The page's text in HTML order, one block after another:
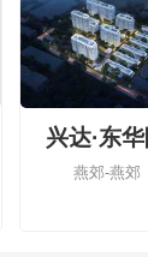
兴达·东
燕郊-燕郊